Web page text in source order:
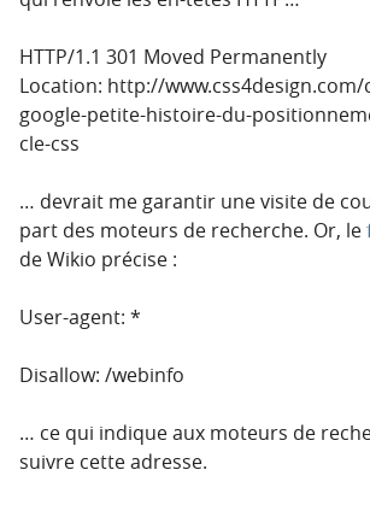
HTTP/1.1 301 Moved Permanently
Location: http://www.css4design.com/
google-petite-histoire-du-
cle-css
… devrait me garantir une visite de
part des moteurs de recherche. Or, le
de Wikio précise :
User-agent: *
Disallow: /webinfo
… ce qui indique aux moteurs de
suivre cette adresse.